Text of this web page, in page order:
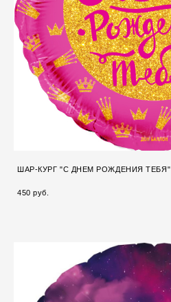
ШАР-КУРГ "С ДНЕМ РОЖДЕНИЯ ТЕБЯ"
450 pуб.